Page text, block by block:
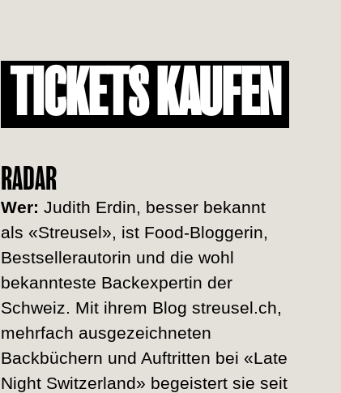
TICKETS KAUFEN
RADAR
Wer: Judith Erdin, besser bekannt
als «Streusel», ist Food-Bloggerin,
Bestsellerautorin und die wohl
bekannteste Backexpertin der
Schweiz. Mit ihrem Blog streusel.ch,
mehrfach ausgezeichneten
Backbüchern und Auftritten bei «Late
Night Switzerland» begeistert sie seit